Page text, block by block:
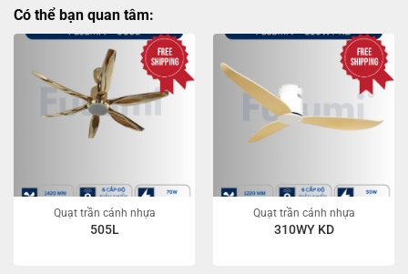
Có thể bạn quan tâm:
Quạt trần cánh nhựa
505L
Quạt trần cánh nhựa
310WY KD